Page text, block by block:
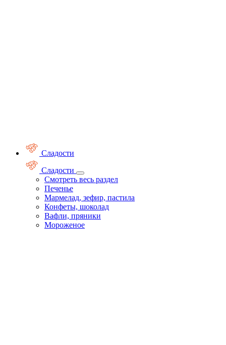
Сладости
Сладости
Смотреть весь раздел
Печенье
Мармелад, зефир, пастила
Конфеты, шоколад
Вафли, пряники
Мороженое